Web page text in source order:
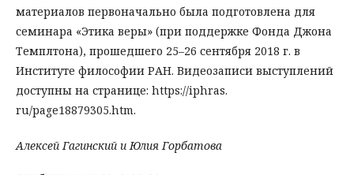
материалов первоначально была подготовлена для
семинара «Этика веры» (при поддержке Фонда Джона
Темплтона), прошедшего 25–26 сентября 2018 г. в
Институте философии РАН. Видеозаписи выступлений
доступны на странице: https://iphras.
ru/page18879305.htm.
Алексей Гагинский и Юлия Горбатова